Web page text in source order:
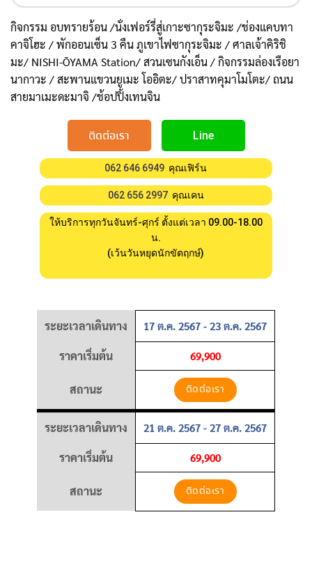
กิจกรรม อบทรายร้อน /นั่งเฟอร์รี่สู่เกาะซากุระจิมะ /ช่องแคบทา
คาจิโฮะ / พักออนเซ็น 3 คืน ภูเขาไฟซากุระจิมะ / ศาลเจ้าคิริชิ
มะ/ NISHI-ŌYAMA Station/ สวนเซนกังเอ็น / กิจกรรมล่องเรือยา
นากาวะ / สะพานแขวนยูเมะ โออิตะ/ ปราสาทคุมาโมโตะ/ ถนน
สายมาเมะดะมาจิ /ช้อปปิ้งเทนจิน
ติดต่อเรา Line
062 646 6949 คุณเฟิร์น
062 656 2997คุณเคน
ให้บริการทุกวันจันทร์-ศุกร์ ตั้งแต่เวลา 09.00-18.00
น.
(เว้นวันหยุดนักขัตฤกษ์)
ระยะเวลาเดินทาง 17 ต.ค. 2567 - 23 ต.ค. 2567
ราคาเริ่มต้น 69,900
สถานะ ติดต่อเรา
ระยะเวลาเดินทาง 21 ต.ค. 2567 - 27 ต.ค. 2567
ราคาเริ่มต้น 69,900
สถานะ ติดต่อเรา